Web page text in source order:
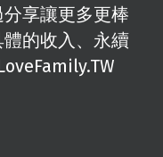
享讓更多更棒
的收入、永續